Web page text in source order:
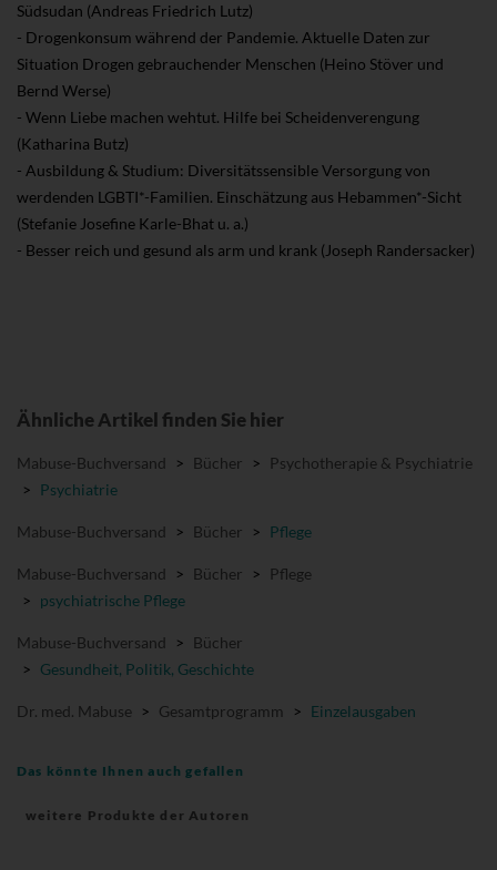
Südsudan (Andreas Friedrich Lutz)
- Drogenkonsum während der Pandemie. Aktuelle Daten zur
Situation Drogen gebrauchender Menschen (Heino Stöver und
Bernd Werse)
- Wenn Liebe machen wehtut. Hilfe bei Scheidenverengung
(Katharina Butz)
- Ausbildung & Studium: Diversitätssensible Versorgung von
werdenden LGBTI*-Familien. Einschätzung aus Hebammen*-Sicht
(Stefanie Josefine Karle-Bhat u. a.)
- Besser reich und gesund als arm und krank (Joseph Randersacker)
Ähnliche Artikel finden Sie hier
Mabuse-Buchversand > Bücher >
Psychotherapie & Psychiatrie
> Psychiatrie
Mabuse-Buchversand > Bücher > Pflege
Mabuse-Buchversand > Bücher >
Pflege
> psychiatrische Pflege
Mabuse-Buchversand > Bücher
> Gesundheit, Politik, Geschichte
Dr. med. Mabuse > Gesamtprogramm > Einzelausgaben
Das könnte Ihnen auch gefallen
weitere Produkte der Autoren